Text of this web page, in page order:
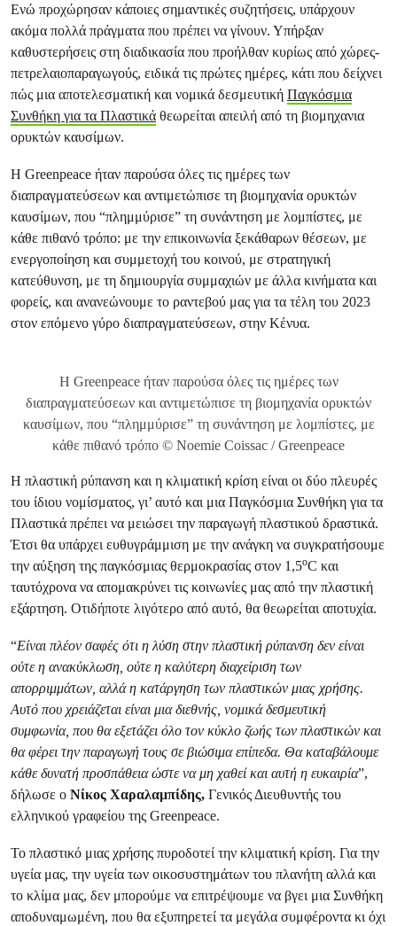
Ενώ προχώρησαν κάποιες σημαντικές συζητήσεις, υπάρχουν
ακόμα πολλά πράγματα που πρέπει να γίνουν. Υπήρξαν
καθυστερήσεις στη διαδικασία που προήλθαν κυρίως από χώρες-
πετρελαιοπαραγωγούς, ειδικά τις πρώτες ημέρες, κάτι που δείχνει
πώς μια αποτελεσματική και νομικά δεσμευτική Παγκόσμια
Συνθήκη για τα Πλαστικά θεωρείται απειλή από τη βιομηχανια
ορυκτών καυσίμων.
Η Greenpeace ήταν παρούσα όλες τις ημέρες των
διαπραγματεύσεων και αντιμετώπισε τη βιομηχανία ορυκτών
καυσίμων, που “πλημμύρισε” τη συνάντηση με λομπίστες, με
κάθε πιθανό τρόπο: με την επικοινωνία ξεκάθαρων θέσεων, με
ενεργοποίηση και συμμετοχή του κοινού, με στρατηγική
κατεύθυνση, με τη δημιουργία συμμαχιών με άλλα κινήματα και
φορείς, και ανανεώνουμε το ραντεβού μας για τα τέλη του 2023
στον επόμενο γύρο διαπραγματεύσεων, στην Κένυα.
Η Greenpeace ήταν παρούσα όλες τις ημέρες των
διαπραγματεύσεων και αντιμετώπισε τη βιομηχανία ορυκτών
καυσίμων, που “πλημμύρισε” τη συνάντηση με λομπίστες, με
κάθε πιθανό τρόπο © Noemie Coissac / Greenpeace
Η πλαστική ρύπανση και η κλιματική κρίση είναι οι δύο πλευρές
του ίδιου νομίσματος, γι’ αυτό και μια Παγκόσμια Συνθήκη για τα
Πλαστικά πρέπει να μειώσει την παραγωγή πλαστικού δραστικά.
Έτσι θα υπάρχει ευθυγράμμιση με την ανάγκη να συγκρατήσουμε
την αύξηση της παγκόσμιας θερμοκρασίας στον 1,5οC και
ταυτόχρονα να απομακρύνει τις κοινωνίες μας από την πλαστική
εξάρτηση. Οτιδήποτε λιγότερο από αυτό, θα θεωρείται αποτυχία.
“Είναι πλέον σαφές ότι η λύση στην πλαστική ρύπανση δεν είναι
ούτε η ανακύκλωση, ούτε η καλύτερη διαχείριση των
απορριμμάτων, αλλά η κατάργηση των πλαστικών μιας χρήσης.
Αυτό που χρειάζεται είναι μια διεθνής, νομικά δεσμευτική
συμφωνία, που θα εξετάζει όλο τον κύκλο ζωής των πλαστικών και
θα φέρει την παραγωγή τους σε βιώσιμα επίπεδα. Θα καταβάλουμε
κάθε δυνατή προσπάθεια ώστε να μη χαθεί και αυτή η ευκαιρία”,
δήλωσε ο Νίκος Χαραλαμπίδης, Γενικός Διευθυντής του
ελληνικού γραφείου της Greenpeace.
Το πλαστικό μιας χρήσης πυροδοτεί την κλιματική κρίση. Για την
υγεία μας, την υγεία των οικοσυστημάτων του πλανήτη αλλά και
το κλίμα μας, δεν μπορούμε να επιτρέψουμε να βγει μια Συνθήκη
αποδυναμωμένη, που θα εξυπηρετεί τα μεγάλα συμφέροντα κι όχι